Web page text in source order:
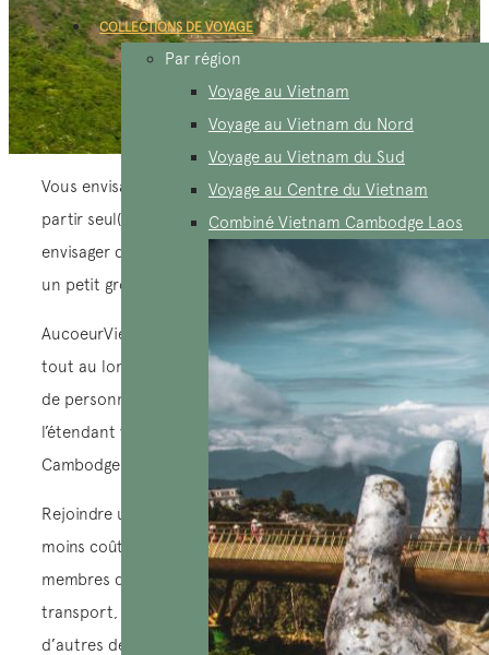
COLLECTIONS DE VOYAGE
Par région
Voyage au Vietnam
Voyage au Vietnam du Nord
Voyage au Vietnam du Sud
Voyage au Centre du Vietnam
Combiné Vietnam Cambodge Laos
Vous envisagez un voyage au Vietnam, mais l’idée de
partir seul(e) vous rend hésitant(e) ? Pourquoi ne pas
envisager de rejoindre un groupe, et plus précisément
un petit groupe ?
AucoeurVietnam propose plusieurs départs garantis
tout au long de l’année 2026. Vous avez la possibilité
de personnaliser votre itinéraire au Vietnam en
l’étendant vers le Nord montagne ou en direction du
Cambodge grâce à nos options.
Rejoindre un groupe de voyage peut souvent s’avérer
moins coûteux que de voyager en solitaire, car les
membres du groupe peuvent partager les coûts liés au
transport, à l’hébergement, au guide francophone et à
d’autres dépenses inhérentes au voyage, tout en